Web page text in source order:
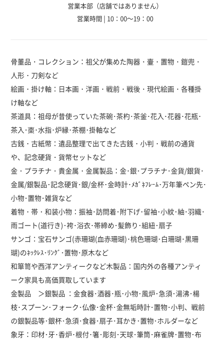
営業本部（店舗ではありません）
営業時間 | 10：00～19：00
骨董品・コレクション：祖父が集めた陶器・壷・置物・鎧兜・
人形・刀剣など
絵画・掛け軸：日本画・洋画・戦前・戦後・現代絵画・各種掛
け軸など
茶道具：祖母が昔使っていた茶碗･茶杓･茶釜･花入･花器･花瓶･
茶入･棗･水指･炉縁･茶棚･掛軸など
古銭・古紙幣：遺品整理で出てきた古銭・小判・戦前の通貨
や、記念硬貨・貨幣セットなど
金・プラチナ・貴金属・金属製品：金･銀･プラチナ･金貨/銀貨･
金属/銀製品･記念硬貨･銀/金杯･金時計･ﾒｶﾞﾈﾌﾚｰﾑ･万年筆ペン先･
小物･置物･雑貨など
着物・帯・和装小物：振袖･訪問着･附下げ･留袖･小紋･紬･羽織･
雨ゴート(道行き)･袴･浴衣･帯締め･髪飾り･組紐･扇子
サンゴ：宝石サンゴ(赤珊瑚(血赤珊瑚)･桃色珊瑚･白珊瑚･黒珊
瑚)のﾈｯｸﾚｽ･ﾘﾝｸﾞ･置物･原木など
和箪笥や西洋アンティークなど木製品：国内外の各種アンティ
ーク家具も高価買取しています
金製品 ＞銀製品 ：金食器･酒器･瓶･小物･風炉･急須･湯沸･楊
枝･スプーン･フォーク･仏像･金杯･金無垢時計･置物･小判、戦前
の銀製品等･銀杯･急須･食器･扇子･耳かき･置物･ホルダーなど
象牙：印材･牙･香炉･根付･箸･彫刻･天球･筆筒･麻雀牌･置物･布